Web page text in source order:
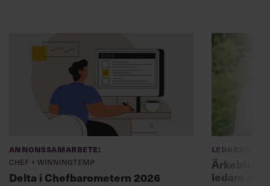
Annonssamarbete:
Chef + Winningtemp
Delta i Chefbarometern 2026
Ledarskap
ledare att